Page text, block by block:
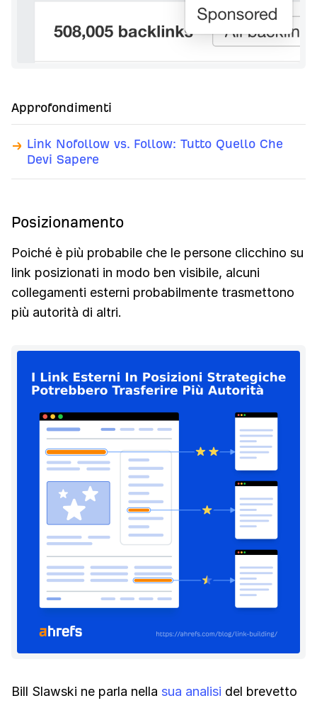
Approfondimenti
Link Nofollow vs. Follow: Tutto Quello Che
Devi Sapere
Posizionamento
Poiché è più probabile che le persone clicchino su
link posizionati in modo ben visibile, alcuni
collegamenti esterni probabilmente trasmettono
più autorità di altri.
Bill Slawski ne parla nella sua analisi del brevetto